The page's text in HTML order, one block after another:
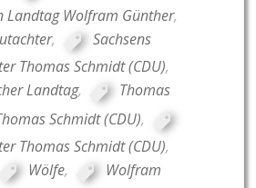
Landtag Wolfram Günther,
,
Sachsens
Thomas Schmidt (CDU),
Landtag,
Thomas
Schmidt (CDU),
Thomas Schmidt (CDU),
Wölfe,
Wolfram